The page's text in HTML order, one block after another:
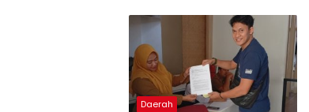
Daerah